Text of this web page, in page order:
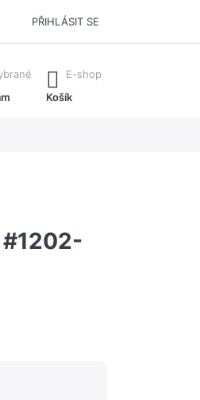
PŘIHLÁSIT SE
všechny výsledky.
E-shop
Košík
#1202-